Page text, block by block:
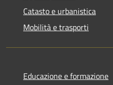
Catasto e urbanistica
Mobilità e trasporti
Educazione e formazione